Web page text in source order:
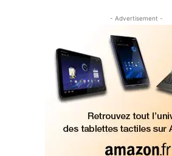
- Advertisement -